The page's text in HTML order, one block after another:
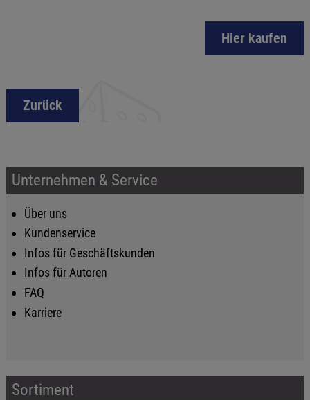
Hier kaufen
Zurück
Unternehmen & Service
Über uns
Kundenservice
Infos für Geschäftskunden
Infos für Autoren
FAQ
Karriere
Sortiment